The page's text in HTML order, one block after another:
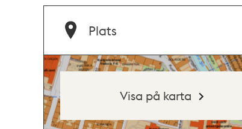
Plats
Visa på karta